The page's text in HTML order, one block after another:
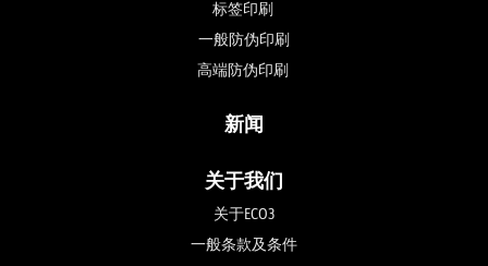
标签印刷
一般防伪印刷
高端防伪印刷
新闻
关于我们
关于ECO3
一般条款及条件